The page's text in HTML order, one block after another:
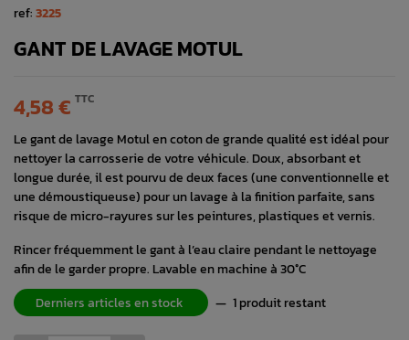
ref:3225
GANT DE LAVAGE MOTUL
4,58 € TTC
Le gant de lavage Motul en coton de grande qualité est idéal pour
nettoyer la carrosserie de votre véhicule. Doux, absorbant et
longue durée, il est pourvu de deux faces (une conventionnelle et
une démoustiqueuse) pour un lavage à la finition parfaite, sans
risque de micro-rayures sur les peintures, plastiques et vernis.
Rincer fréquemment le gant à l’eau claire pendant le nettoyage
afin de le garder propre. Lavable en machine à 30°C
Derniers articles en stock
— 1 produit restant